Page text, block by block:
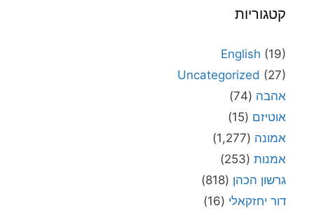
קטגוריות
English (19)
Uncategorized (27)
אהבה (74)
אוטיזם (15)
אמונה (1,277)
אמנות (253)
גרשון הכהן (818)
דור יחזקאלי (16)